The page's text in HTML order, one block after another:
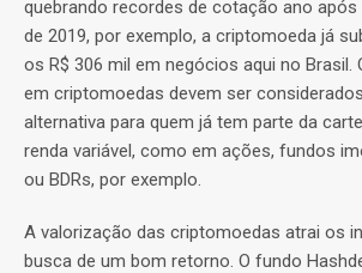
quebrando recordes de cotação ano após
de 2019, por exemplo, a criptomoeda já
os R$ 306 mil em negócios aqui no Brasil.
em criptomoedas devem ser
alternativa para quem já tem parte da
renda variável, como em ações, fundos
ou BDRs, por exemplo.
A valorização das criptomoedas atrai os
busca de um bom retorno. O fundo